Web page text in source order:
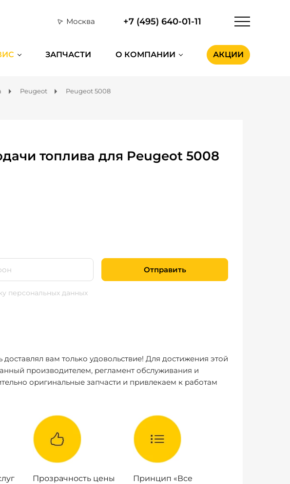
Москва +7 (495) 640-01-11
ЗАПЧАСТИ О КОМПАНИИ АКЦИИ
Peugeot Peugeot 5008
топлива для Peugeot 5008
Отправить
персональных данных
вам только удовольствие! Для достижения этой
производителем, регламент обслуживания и
оригинальные запчасти и привлекаем к работам
Прозрачность цены
Принцип «Все